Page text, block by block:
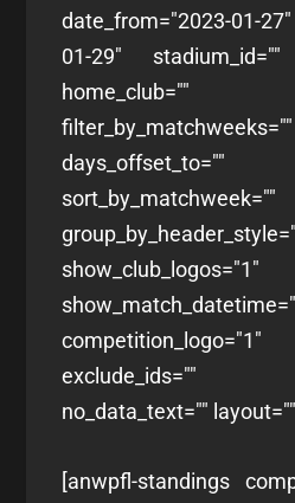
date_from="2023-01-
01-29" stadium_id=""
home_club=""
days_offset_to=""
show_club_logos="1"
exclude_ids=""
no_data_text=""
[anwpfl-standings